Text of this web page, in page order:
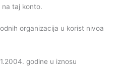
na taj konto.
organizacija u korist nivoa
godine u iznosu